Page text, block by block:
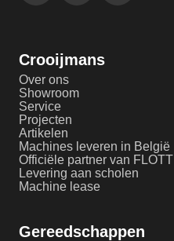
Crooijmans
Over ons
Showroom
Service
Projecten
Artikelen
Machines leveren in België
Officiële partner van FLOTT
Levering aan scholen
Machine lease
Gereedschappen